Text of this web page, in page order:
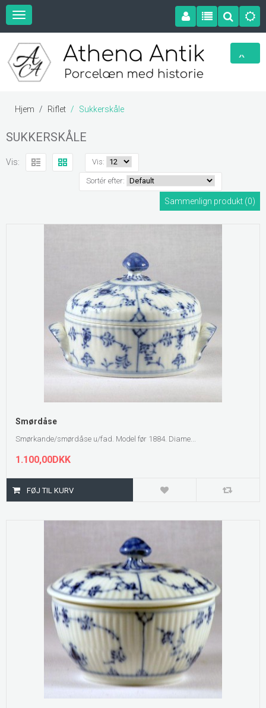
Hjem Riflet Sukkerskåle
SUKKERSKÅLE
Vis: Vis:
Sortér efter:
Sammenlign produkt (0)
Smørdåse
Smørkande/smørdåse u/fad. Model før 1884. Diame...
1.100,00DKK